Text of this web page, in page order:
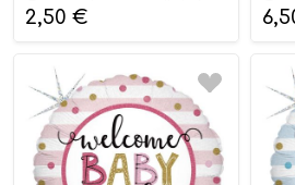
2,50 €